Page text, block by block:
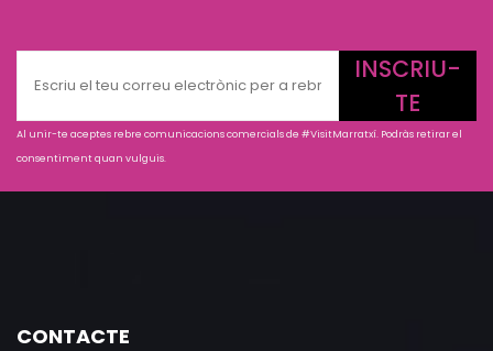
INSCRIU-
TE
Al unir-te aceptes rebre comunicacions comercials de #VisitMarratxí. Podràs retirar el
consentiment quan vulguis.
CONTACTE